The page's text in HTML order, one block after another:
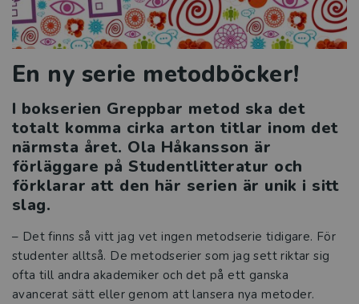
En ny serie metodböcker!
I bokserien Greppbar metod ska det
totalt komma cirka arton titlar inom det
närmsta året. Ola Håkansson är
förläggare på Studentlitteratur och
förklarar att den här serien är unik i sitt
slag.
– Det finns så vitt jag vet ingen metodserie tidigare. För
studenter alltså. De metodserier som jag sett riktar sig
ofta till andra akademiker och det på ett ganska
avancerat sätt eller genom att lansera nya metoder.